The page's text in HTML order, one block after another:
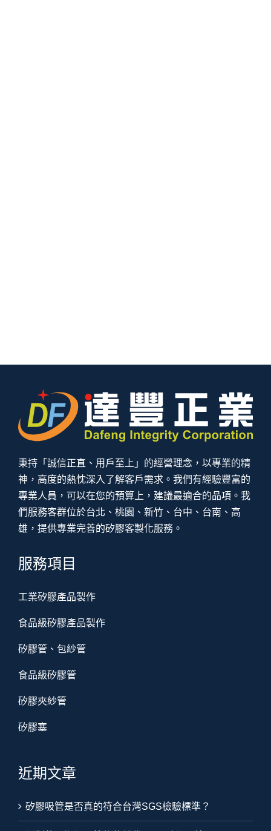
秉持「誠信正直、用戶至上」的經營理念，以專業的精
神，高度的熱忱深入了解客戶需求。我們有經驗豐富的
專業人員，可以在您的預算上，建議最適合的品項。我
們服務客群位於台北、桃園、新竹、台中、台南、高
雄，提供專業完善的矽膠客製化服務。
服務項目
工業矽膠產品製作
食品級矽膠產品製作
矽膠管、包紗管
食品級矽膠管
矽膠夾紗管
矽膠塞
近期文章
矽膠吸管是否真的符合台灣SGS檢驗標準？